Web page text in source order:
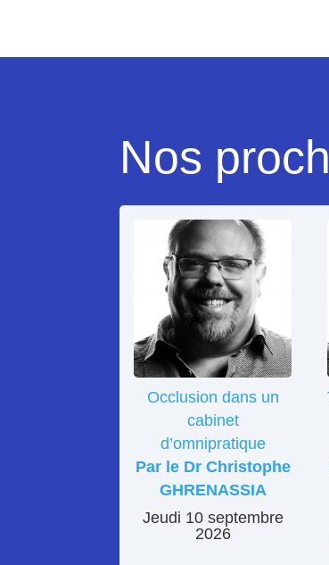
Nos
Occlusion dans un
cabinet
d’omnipratique
Par le Dr Christophe
GHRENASSIA
Jeudi 10 septembre
2026